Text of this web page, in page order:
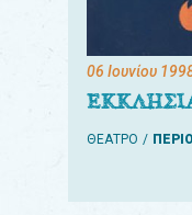
06 Ιουνίου
ΘΕΑΤΡΟ